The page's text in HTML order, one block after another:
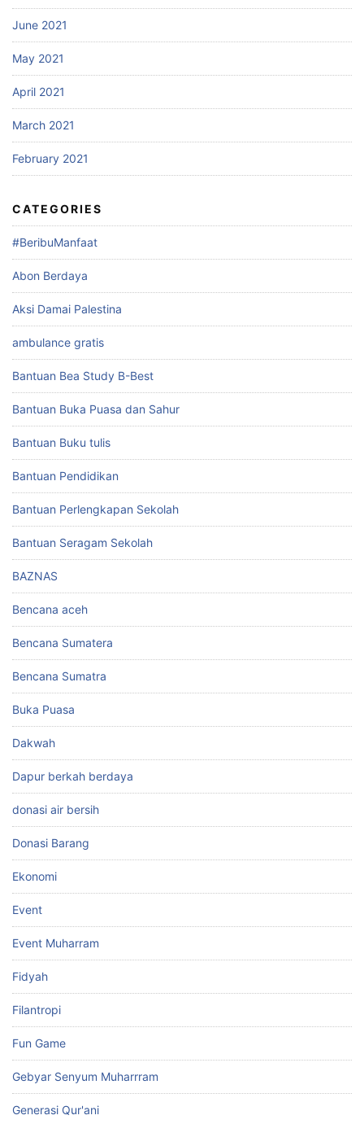
June 2021
May 2021
April 2021
March 2021
February 2021
CATEGORIES
#BeribuManfaat
Abon Berdaya
Aksi Damai Palestina
ambulance gratis
Bantuan Bea Study B-Best
Bantuan Buka Puasa dan Sahur
Bantuan Buku tulis
Bantuan Pendidikan
Bantuan Perlengkapan Sekolah
Bantuan Seragam Sekolah
BAZNAS
Bencana aceh
Bencana Sumatera
Bencana Sumatra
Buka Puasa
Dakwah
Dapur berkah berdaya
donasi air bersih
Donasi Barang
Ekonomi
Event
Event Muharram
Fidyah
Filantropi
Fun Game
Gebyar Senyum Muharrram
Generasi Qur'ani